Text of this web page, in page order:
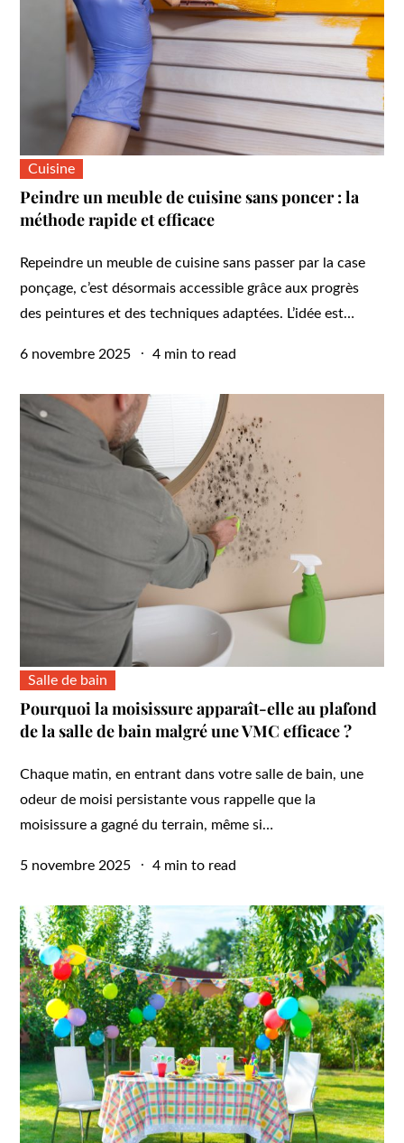
Cuisine
Peindre un meuble de cuisine sans poncer : la
méthode rapide et efficace
Repeindre un meuble de cuisine sans passer par la case
ponçage, c’est désormais accessible grâce aux progrès
des peintures et des techniques adaptées. L’idée est…
Posted
6 novembre 2025 4 min to read
Salle de bain
Pourquoi la moisissure apparaît-elle au plafond
de la salle de bain malgré une VMC efficace ?
Chaque matin, en entrant dans votre salle de bain, une
odeur de moisi persistante vous rappelle que la
moisissure a gagné du terrain, même si…
Posted
5 novembre 2025 4 min to read